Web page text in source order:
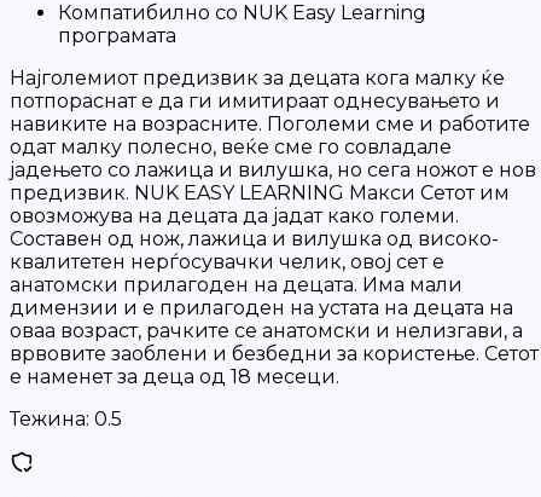
Компатибилно со NUK Easy Learning
програмата
Најголемиот предизвик за децата кога малку ќе
потпораснат е да ги имитираат однесувањето и
навиките на возрасните. Поголеми сме и работите
одат малку полесно, веќе сме го совладале
јадењето со лажица и вилушка, нo сега ножот е нов
предизвик. NUK EASY LEARNING Макси Сетот им
овозможува на децата да јадат како големи.
Составен од нож, лажица и вилушка од високо-
квалитетен нерѓосувачки челик, овој сет е
анатомски прилагоден на децата. Има мали
димензии и е прилагоден на устата на децата на
оваа возраст, рачките се анатомски и нелизгави, а
врвовите заоблени и безбедни за користење. Сетот
е наменет за деца од 18 месеци.
Тежина: 0.5